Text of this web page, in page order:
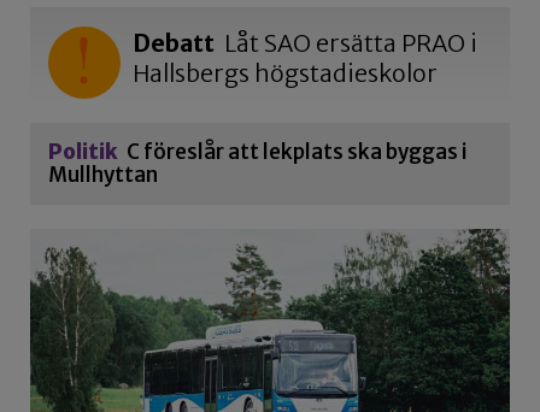
Debatt Låt SAO ersätta PRAO i
Hallsbergs högstadieskolor
Politik C föreslår att lekplats ska byggas i
Mullhyttan